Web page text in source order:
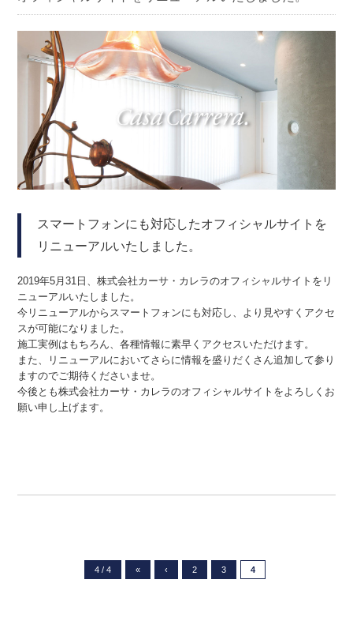
スマートフォンにも対応したオフィシャルサイトを
リニューアルいたしました。
2019年5月31日、株式会社カーサ・カレラのオフィシャルサイトをリ
ニューアルいたしました。
今リニューアルからスマートフォンにも対応し、より見やすくアクセ
スが可能になりました。
施工実例はもちろん、各種情報に素早くアクセスいただけます。
また、リニューアルにおいてさらに情報を盛りだくさん追加して参り
ますのでご期待くださいませ。
今後とも株式会社カーサ・カレラのオフィシャルサイトをよろしくお
願い申し上げます。
4 / 4 « ‹ 2 3 4